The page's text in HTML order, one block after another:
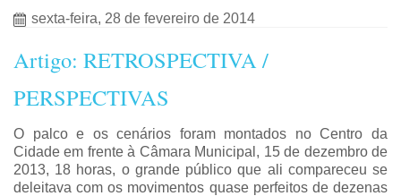
sexta-feira, 28 de fevereiro de 2014
Artigo: RETROSPECTIVA /
PERSPECTIVAS
O palco e os cenários foram montados no Centro da
Cidade em frente à Câmara Municipal, 15 de dezembro de
2013, 18 horas, o grande público que ali compareceu se
deleitava com os movimentos quase perfeitos de dezenas